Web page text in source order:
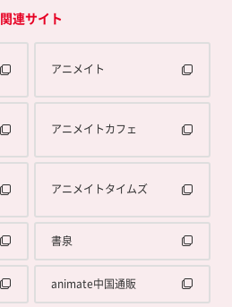
関連サイト
アニメイト
アニメイトカフェ
アニメイトタイムズ
書泉
animate中国通販